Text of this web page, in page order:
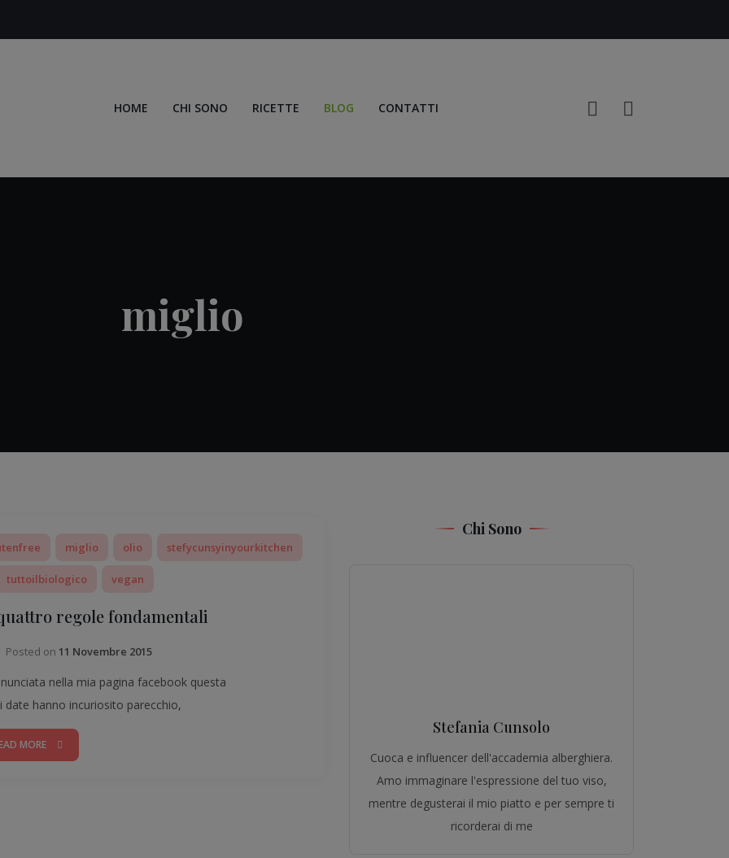
HOME CHI SONO RICETTE BLOG CONTATTI
miglio
miglio olio stefycunsyinyourkitchen
tuttoilbiologico vegan
regole fondamentali
Posted on 11 Novembre 2015
nella mia pagina facebook questa
date hanno incuriosito parecchio,
MORE
Chi Sono
Stefania Cunsolo
Cuoca e influencer dell'accademia alberghiera.
Amo immaginare l'espressione del tuo viso,
mentre degusterai il mio piatto e per sempre ti
ricorderai di me